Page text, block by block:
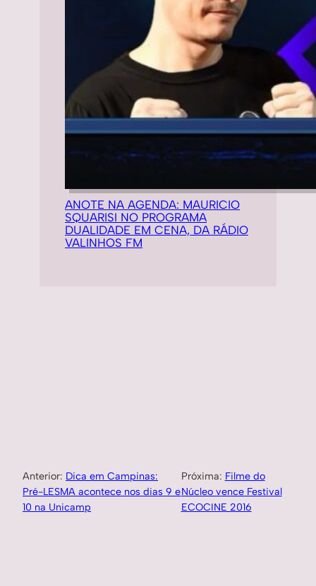
ANOTE NA AGENDA: MAURICIO
SQUARISI NO PROGRAMA
DUALIDADE EM CENA, DA RÁDIO
VALINHOS FM
Anterior: Dica em Campinas:
Pré-LESMA acontece nos dias 9 e
10 na Unicamp
Próxima: Filme do
Núcleo vence Festival
ECOCINE 2016